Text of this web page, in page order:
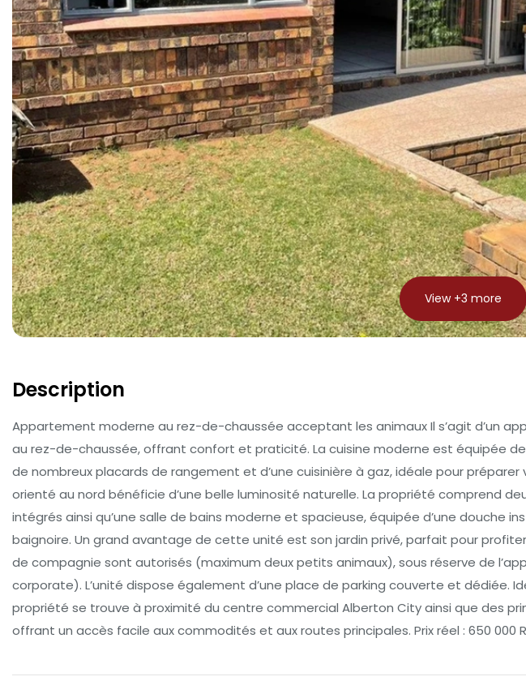
View +3 more
Description
Appartement moderne au rez-de-chaussée acceptant les animaux Il s’agit d’un
au rez-de-chaussée, offrant confort et praticité. La cuisine moderne est équipée
de nombreux placards de rangement et d’une cuisinière à gaz, idéale pour préparer
orienté au nord bénéficie d’une belle luminosité naturelle. La propriété comprend
intégrés ainsi qu’une salle de bains moderne et spacieuse, équipée d’une douche
baignoire. Un grand avantage de cette unité est son jardin privé, parfait pour profiter
de compagnie sont autorisés (maximum deux petits animaux), sous réserve de
corporate). L’unité dispose également d’une place de parking couverte et dédiée.
propriété se trouve à proximité du centre commercial Alberton City ainsi que des
offrant un accès facile aux commodités et aux routes principales. Prix réel : 650 000